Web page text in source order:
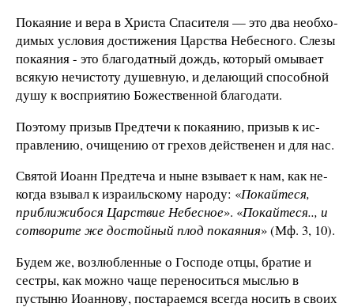
Покаяние и вера в Христа Спасителя — это два необхо­
димых условия достижения Царства Небесного. Слезы
покаяния - это благодатный дождь, который омывает
всякую нечистоту душевную, и делающий способной
душу к восприятию Божественной благодати.
Поэтому призыв Предтечи к покаянию, призыв к ис­
правлению, очищению от грехов действенен и для нас.
Святой Иоанн Предтеча и ныне взывает к нам, как не­
когда взывал к израильскому народу: «Покайтеся,
при­ближибося Царствие Небесное». «Покайтеся.., и
сотворите же достойный плод покая­ния» (Мф. 3, 10).
Будем же, возлюбленные о Господе отцы, братие и
сестры, как можно чаще переноситься мыслью в
пустыню Иоаннову, постараемся всегда носить в своих